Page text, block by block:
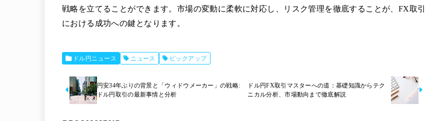
戦略を立てることができます。市場の変動に柔軟に対応し、リスク管理を徹底することが、FX取引
における成功への鍵となります。
ドル円ニュース ニュース ピックアップ
円安34年ぶりの背景と「ウィドウメーカー」の戦略:
ドル円取引の最新事情と分析
ドル円FX取引マスターへの道：基礎知識からテク
ニカル分析、市場動向まで徹底解説